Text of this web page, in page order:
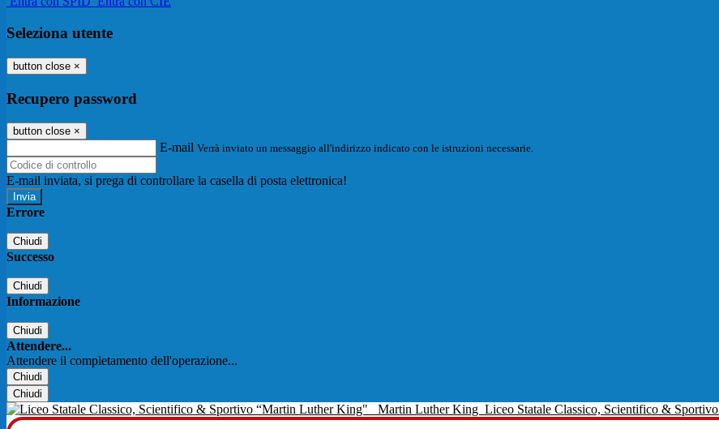
Seleziona utente
button close ×
Recupero password
button close ×
E-mail Verrà inviato un messaggio all'indirizzo indicato con le istruzioni necessarie.
E-mail inviata, si prega di controllare la casella di posta elettronica!
Errore
Chiudi
Successo
Chiudi
Informazione
Chiudi
Attendere...
Attendere il completamento dell'operazione...
Chiudi
Chiudi
Martin Luther King Liceo Statale Classico, Scientifico & Sportivo